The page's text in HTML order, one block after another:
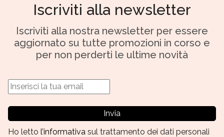
Iscriviti alla newsletter
Iscriviti alla nostra newsletter per essere
aggiornato su tutte promozioni in corso e
per non perderti le ultime novità
Invia
Ho letto l’informativa sul trattamento dei dati personali